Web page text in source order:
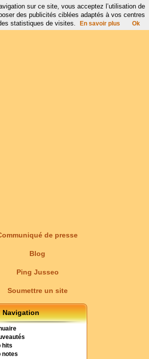
de presse
Blog
Ping Jusseo
Soumettre un site
Navigation
hits
notes
sur ce site, vous acceptez l’utilisation de
des publicités ciblées adaptés à vos centres
statistiques de visites.
En savoir plus Ok